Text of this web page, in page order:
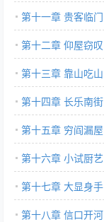
第十一章 贵客临门
第十二章 仰屋窃叹
第十三章 靠山吃山
第十四章 长乐南街
第十五章 穷阎漏屋
第十六章 小试厨艺
第十七章 大显身手
第十八章 信口开河